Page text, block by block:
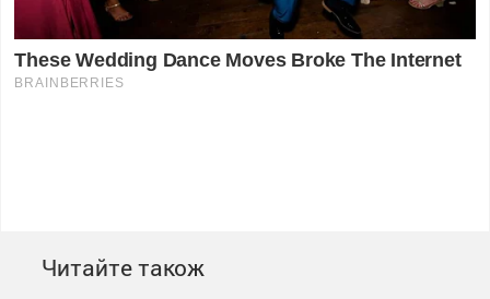
Читайте також